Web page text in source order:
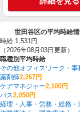
世田谷区の平均時給
時給 1,531円
（2026年08月03日更新）
職種別平均時給
その他オフィスワーク・事
薬剤師2,267円
ケアマネジャー2,100円
バス2,050円
経理・人事・労務・総務・
作業療法士・理学療法士・